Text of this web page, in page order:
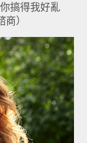
搞得我好亂
）